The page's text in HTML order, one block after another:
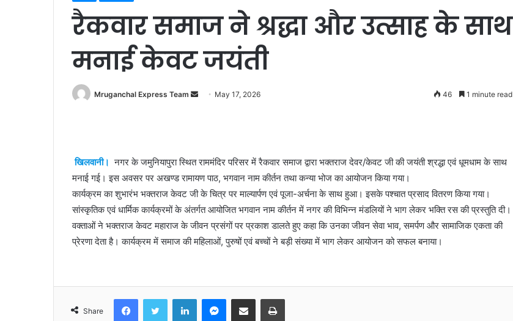
रैकवार समाज ने श्रद्धा और उत्साह के साथ
मनाई केवट जयंती
Mruganchal Express Team
Send May 17, 2026 46 1 minute read
खिलवानी। नगर के जमुनियापुरा स्थित राममंदिर परिसर में रैकवार समाज द्वारा भक्तराज देवर/केवट जी की जयंती श्रद्धा एवं धूमधाम के साथ
मनाई गई। इस अवसर पर अखण्ड रामायण पाठ, भगवान नाम कीर्तन तथा कन्या भोज का आयोजन किया गया।
कार्यक्रम का शुभारंभ भक्तराज केवट जी के चित्र पर माल्यार्पण एवं पूजा-अर्चना के साथ हुआ। इसके पश्चात प्रसाद वितरण किया गया।
सांस्कृतिक एवं धार्मिक कार्यक्रमों के अंतर्गत आयोजित भगवान नाम कीर्तन में नगर की विभिन्न मंडलियों ने भाग लेकर भक्ति रस की प्रस्तुति दी।
वक्ताओं ने भक्तराज केवट महाराज के जीवन प्रसंगों पर प्रकाश डालते हुए कहा कि उनका जीवन सेवा भाव, समर्पण और सामाजिक एकता की
प्रेरणा देता है। कार्यक्रम में समाज की महिलाओं, पुरुषों एवं बच्चों ने बड़ी संख्या में भाग लेकर आयोजन को सफल बनाया।
Share
FacebookTwitter LinkedInMessenger
Share via Email Print